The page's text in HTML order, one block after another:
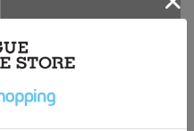
キッズTシャツ（マスコット）
3,190円
会員特典